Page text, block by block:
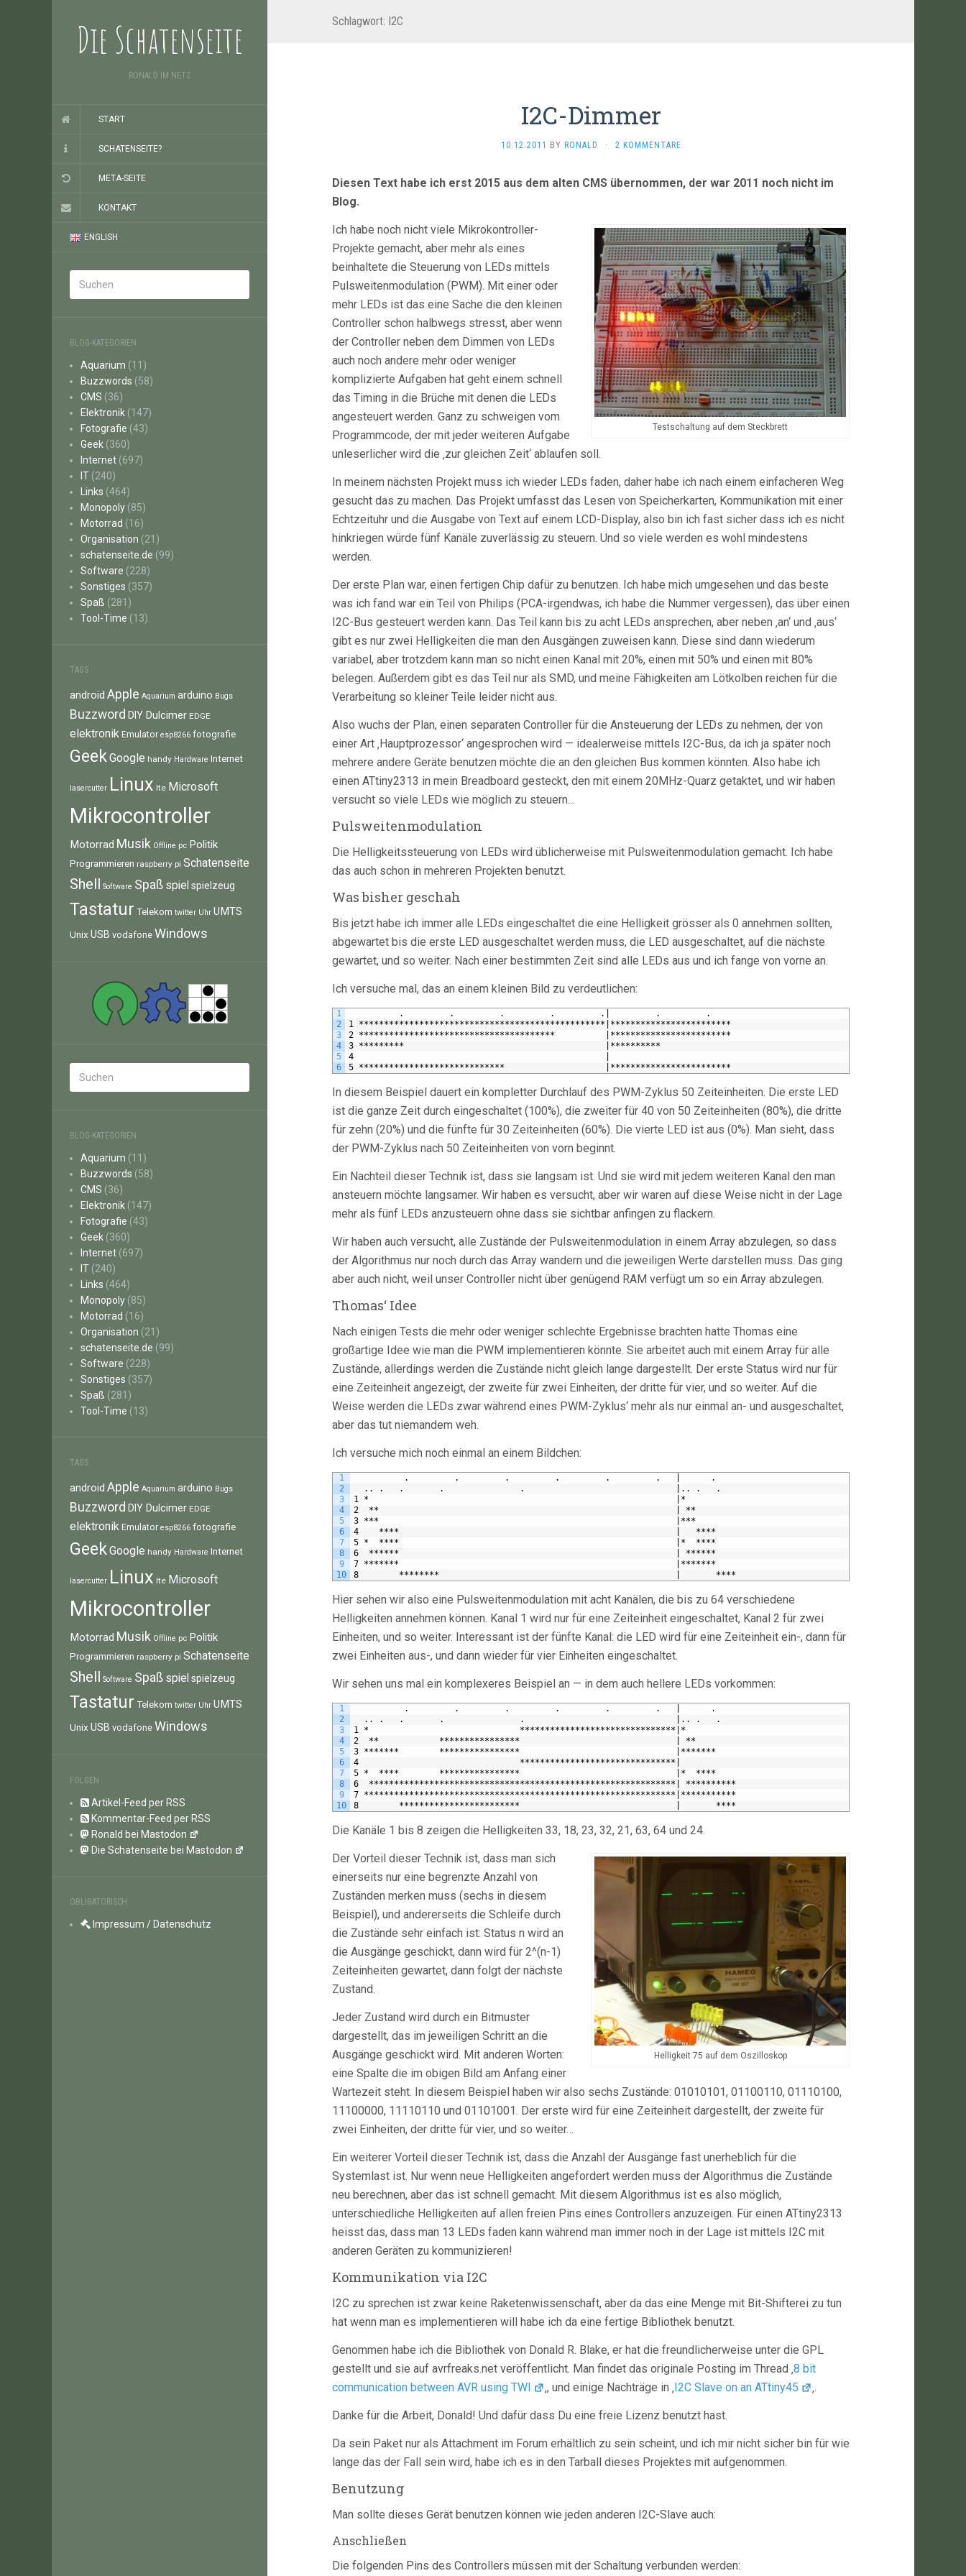
Die Schatenseite
RONALD IM NETZ
START
SCHATENSEITE?
META-SEITE
KONTAKT
ENGLISH
BLOG-KATEGORIEN
Aquarium (11)
Buzzwords (58)
CMS (36)
Elektronik (147)
Fotografie (43)
Geek (360)
Internet (697)
IT (240)
Links (464)
Monopoly (85)
Motorrad (16)
Organisation (21)
schatenseite.de (99)
Software (228)
Sonstiges (357)
Spaß (281)
Tool-Time (13)
TAGS
android Apple Aquarium arduino Bugs
Buzzword DIY Dulcimer EDGE
elektronik Emulator esp8266 fotografie
GeekGoogle handy Hardware Internet
lasercutter Linux lte Microsoft
Mikrocontroller
Motorrad Musik Offline pc Politik
Programmieren raspberry pi Schatenseite
Shell Software Spaß spiel spielzeug
Tastatur Telekom twitter Uhr UMTS
Unix USB vodafone Windows
BLOG-KATEGORIEN
Aquarium (11)
Buzzwords (58)
CMS (36)
Elektronik (147)
Fotografie (43)
Geek (360)
Internet (697)
IT (240)
Links (464)
Monopoly (85)
Motorrad (16)
Organisation (21)
schatenseite.de (99)
Software (228)
Sonstiges (357)
Spaß (281)
Tool-Time (13)
TAGS
android Apple Aquarium arduino Bugs
Buzzword DIY Dulcimer EDGE
elektronik Emulator esp8266 fotografie
GeekGoogle handy Hardware Internet
lasercutter Linux lte Microsoft
Mikrocontroller
Motorrad Musik Offline pc Politik
Programmieren raspberry pi Schatenseite
Shell Software Spaß spiel spielzeug
Tastatur Telekom twitter Uhr UMTS
Unix USB vodafone Windows
FOLGEN
Artikel-Feed per RSS
Kommentar-Feed per RSS
Ronald bei Mastodon
Die Schatenseite bei Mastodon
OBLIGATORISCH
Impressum / Datenschutz
Schlagwort: I2C
I2C-Dimmer
10.12.2011 BY RONALD · 2 KOMMENTARE
Diesen Text habe ich erst 2015 aus dem alten CMS übernommen, der war 2011 noch nicht im
Blog.
Testschaltung auf dem Steckbrett
Ich habe noch nicht viele Mikrokontroller-
Projekte gemacht, aber mehr als eines
beinhaltete die Steuerung von LEDs mittels
Pulsweitenmodulation (PWM). Mit einer oder
mehr LEDs ist das eine Sache die den kleinen
Controller schon halbwegs stresst, aber wenn
der Controller neben dem Dimmen von LEDs
auch noch andere mehr oder weniger
komplizierte Aufgaben hat geht einem schnell
das Timing in die Brüche mit denen die LEDs
angesteuert werden. Ganz zu schweigen vom
Programmcode, der mit jeder weiteren Aufgabe
unleserlicher wird die ‚zur gleichen Zeit‘ ablaufen soll.
In meinem nächsten Projekt muss ich wieder LEDs faden, daher habe ich nach einem einfacheren Weg
gesucht das zu machen. Das Projekt umfasst das Lesen von Speicherkarten, Kommunikation mit einer
Echtzeituhr und die Ausgabe von Text auf einem LCD-Display, also bin ich fast sicher dass ich es nicht
hinkriegen würde fünf Kanäle zuverlässig zu steuern. Und so viele werden es wohl mindestens
werden.
Der erste Plan war, einen fertigen Chip dafür zu benutzen. Ich habe mich umgesehen und das beste
was ich fand war ein Teil von Philips (PCA-irgendwas, ich habe die Nummer vergessen), das über einen
I2C-Bus gesteuert werden kann. Das Teil kann bis zu acht LEDs ansprechen, aber neben ‚an‘ und ‚aus‘
gibt es nur zwei Helligkeiten die man den Ausgängen zuweisen kann. Diese sind dann wiederum
variabel, aber trotzdem kann man so nicht einen Kanal mit 20%, einen mit 50% und einen mit 80%
belegen. Außerdem gibt es das Teil nur als SMD, und meine Fähigkeiten am Lötkolben reichen für die
Verarbeitung so kleiner Teile leider nicht aus.
Also wuchs der Plan, einen separaten Controller für die Ansteuerung der LEDs zu nehmen, der von
einer Art ‚Hauptprozessor‘ angesprochen wird — idealerweise mittels I2C-Bus, da ich ja später noch
mehrere andere Geräte benutzen möchte die an den gleichen Bus kommen könnten. Also habe ich
einen ATtiny2313 in mein Breadboard gesteckt, den mit einem 20MHz-Quarz getaktet, und wir haben
versucht so viele LEDs wie möglich zu steuern…
Pulsweitenmodulation
Die Helligkeitssteuerung von LEDs wird üblicherweise mit Pulsweitenmodulation gemacht. Ich habe
das auch schon in mehreren Projekten benutzt.
Was bisher geschah
Bis jetzt habe ich immer alle LEDs eingeschaltet die eine Helligkeit grösser als 0 annehmen sollten,
abgewartet bis die erste LED ausgeschaltet werden muss, die LED ausgeschaltet, auf die nächste
gewartet, und so weiter. Nach einer bestimmten Zeit sind alle LEDs aus und ich fange von vorne an.
Ich versuche mal, das an einem kleinen Bild zu verdeutlichen:
1
2
3
4
5
6
.         .         .         .         .|         .         .
1 *************************************************|************************
2 ***************************************          |************************
3 *********                                        |**********
4                                                  |
5 *****************************                    |************************
In diesem Beispiel dauert ein kompletter Durchlauf des PWM-Zyklus 50 Zeiteinheiten. Die erste LED
ist die ganze Zeit durch eingeschaltet (100%), die zweiter für 40 von 50 Zeiteinheiten (80%), die dritte
für zehn (20%) und die fünfte für 30 Zeiteinheiten (60%). Die vierte LED ist aus (0%). Man sieht, dass
der PWM-Zyklus nach 50 Zeiteinheiten von vorn beginnt.
Ein Nachteil dieser Technik ist, dass sie langsam ist. Und sie wird mit jedem weiteren Kanal den man
ansteuern möchte langsamer. Wir haben es versucht, aber wir waren auf diese Weise nicht in der Lage
mehr als fünf LEDs anzusteuern ohne dass sie sichtbar anfingen zu flackern.
Wir haben auch versucht, alle Zustände der Pulsweitenmodulation in einem Array abzulegen, so dass
der Algorithmus nur noch durch das Array wandern und die jeweiligen Werte darstellen muss. Das ging
aber auch nicht, weil unser Controller nicht über genügend RAM verfügt um so ein Array abzulegen.
Thomas‘ Idee
Nach einigen Tests die mehr oder weniger schlechte Ergebnisse brachten hatte Thomas eine
großartige Idee wie man die PWM implementieren könnte. Sie arbeitet auch mit einem Array für alle
Zustände, allerdings werden die Zustände nicht gleich lange dargestellt. Der erste Status wird nur für
eine Zeiteinheit angezeigt, der zweite für zwei Einheiten, der dritte für vier, und so weiter. Auf die
Weise werden die LEDs zwar während eines PWM-Zyklus‘ mehr als nur einmal an- und ausgeschaltet,
aber das tut niemandem weh.
Ich versuche mich noch einmal an einem Bildchen:
1
2
3
4
5
6
7
8
9
10
.         .         .         .         .         .   |      .
.. .   .       .               .                              |.. .   .
1 *                                                             |*
2  **                                                           | **
3 ***                                                           |***
4    ****                                                       |   ****
5 *  ****                                                       |*  ****
6  ******                                                       | ******
7 *******                                                       |*******
8        ********                                               |       ****
Hier sehen wir also eine Pulsweitenmodulation mit acht Kanälen, die bis zu 64 verschiedene
Helligkeiten annehmen können. Kanal 1 wird nur für eine Zeiteinheit eingeschaltet, Kanal 2 für zwei
Einheiten, und so weiter. Interessant ist der fünfte Kanal: die LED wird für eine Zeiteinheit ein-, dann für
zwei Einheiten aus-, und dann wieder für vier Einheiten eingeschaltet.
Wir sehen uns mal ein komplexeres Beispiel an — in dem auch hellere LEDs vorkommen:
1
2
3
4
5
6
7
8
9
10
.         .         .         .         .         .   |      .
.. .   .       .               .                              |.. .   .
1 *                              *******************************|*
2  **            ****************                               | **
3 *******        ****************                               |*******
4                                *******************************|
5 *  ****        ****************                               |*  ****
6  *************************************************************| **********
7 **************************************************************|***********
8        ************************                               |       ****
Die Kanäle 1 bis 8 zeigen die Helligkeiten 33, 18, 23, 32, 21, 63, 64 und 24.
Helligkeit 75 auf dem Oszilloskop
Der Vorteil dieser Technik ist, dass man sich
einerseits nur eine begrenzte Anzahl von
Zuständen merken muss (sechs in diesem
Beispiel), und andererseits die Schleife durch
die Zustände sehr einfach ist: Status n wird an
die Ausgänge geschickt, dann wird für 2^(n-1)
Zeiteinheiten gewartet, dann folgt der nächste
Zustand.
Jeder Zustand wird durch ein Bitmuster
dargestellt, das im jeweiligen Schritt an die
Ausgänge geschickt wird. Mit anderen Worten:
eine Spalte die im obigen Bild am Anfang einer
Wartezeit steht. In diesem Beispiel haben wir also sechs Zustände: 01010101, 01100110, 01110100,
11100000, 11110110 und 01101001. Der erste wird für eine Zeiteinheit dargestellt, der zweite für
zwei Einheiten, der dritte für vier, und so weiter…
Ein weiterer Vorteil dieser Technik ist, dass die Anzahl der Ausgänge fast unerheblich für die
Systemlast ist. Nur wenn neue Helligkeiten angefordert werden muss der Algorithmus die Zustände
neu berechnen, aber das ist schnell gemacht. Mit diesem Algorithmus ist es also möglich,
unterschiedliche Helligkeiten auf allen freien Pins eines Controllers anzuzeigen. Für einen ATtiny2313
heisst das, dass man 13 LEDs faden kann während man immer noch in der Lage ist mittels I2C mit
anderen Geräten zu kommunizieren!
Kommunikation via I2C
I2C zu sprechen ist zwar keine Raketenwissenschaft, aber da das eine Menge mit Bit-Shifterei zu tun
hat wenn man es implementieren will habe ich da eine fertige Bibliothek benutzt.
Genommen habe ich die Bibliothek von Donald R. Blake, er hat die freundlicherweise unter die GPL
gestellt und sie auf avrfreaks.net veröffentlicht. Man findet das originale Posting im Thread ‚8 bit
communication between AVR using TWI
‚, und einige Nachträge in ‚I2C Slave on an ATtiny45 ‚.
Danke für die Arbeit, Donald! Und dafür dass Du eine freie Lizenz benutzt hast.
Da sein Paket nur als Attachment im Forum erhältlich zu sein scheint, und ich mir nicht sicher bin für wie
lange das der Fall sein wird, habe ich es in den Tarball dieses Projektes mit aufgenommen.
Benutzung
Man sollte dieses Gerät benutzen können wie jeden anderen I2C-Slave auch:
Anschließen
Die folgenden Pins des Controllers müssen mit der Schaltung verbunden werden: